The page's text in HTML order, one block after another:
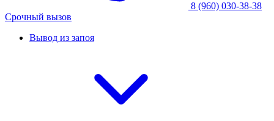
8 (960) 030-38-38
Срочный вызов
Вывод из запоя